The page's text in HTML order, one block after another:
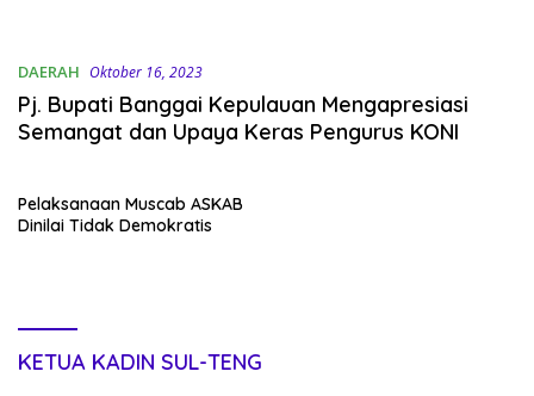
DAERAH Oktober 16, 2023
Pj. Bupati Banggai Kepulauan Mengapresiasi
Semangat dan Upaya Keras Pengurus KONI
Pelaksanaan Muscab ASKAB
Dinilai Tidak Demokratis
KETUA KADIN SUL-TENG